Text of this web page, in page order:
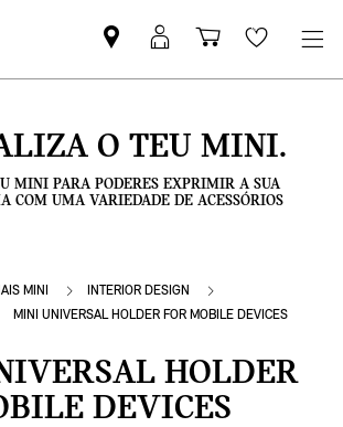
Pesquisar
parceiro
Iniciar
sessão
Carrinho
de
Wishlist
O TEU MINI.
MINI PARA PODERES EXPRIMIR A SUA
COM UMA VARIEDADE DE ACESSÓRIOS
MINI
INTERIOR DESIGN
MINI UNIVERSAL HOLDER FOR MOBILE DEVICES
HOLDER
DEVICES